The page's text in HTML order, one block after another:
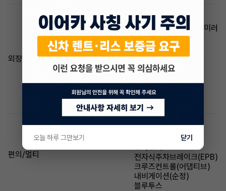
외장/내장
전동접이식 사이드 미러
방향지시등 일체형 사이드 미러
헤드램프(LED)
하이빔 어시스트
열선 스티어링 휠
패들시프트
ECM룸밀러
하이패스
알루미늄휠
루프랙
편의/멀티
USB
전동트렁크
스마트키
전자식주차브레이크(EPB)
크루즈컨트롤(어댑티브)
내비게이션(순정)
블루투스
오늘 하루 그만보기 닫기